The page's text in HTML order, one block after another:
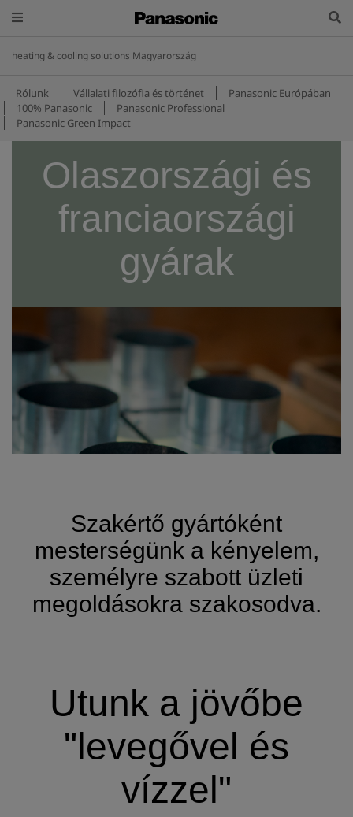
heating & cooling solutions Magyarország
Rólunk Vállalati filozófia és történet
Panasonic Európában
100% Panasonic
Panasonic Professional
Panasonic Green Impact
Olaszországi és
franciaországi
gyárak
Szakértő gyártóként
mesterségünk a kényelem,
személyre szabott üzleti
megoldásokra szakosodva.
Utunk a jövőbe
"levegővel és
vízzel"